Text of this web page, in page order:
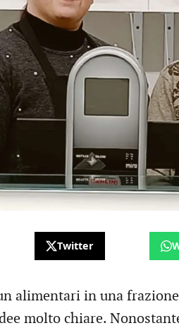
Twitter
alimentari in una
molto chiare.